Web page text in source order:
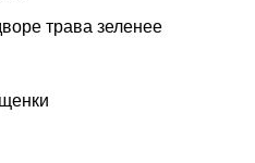
трава зеленее